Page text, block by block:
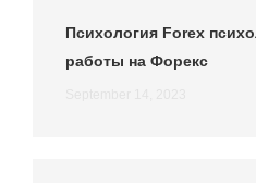
Психология Forex
работы на Форекс